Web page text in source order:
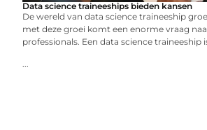
Data science traineeships bieden kansen
De wereld van data science traineeship
met deze groei komt een enorme vraag
professionals. Een data science traineeship
...